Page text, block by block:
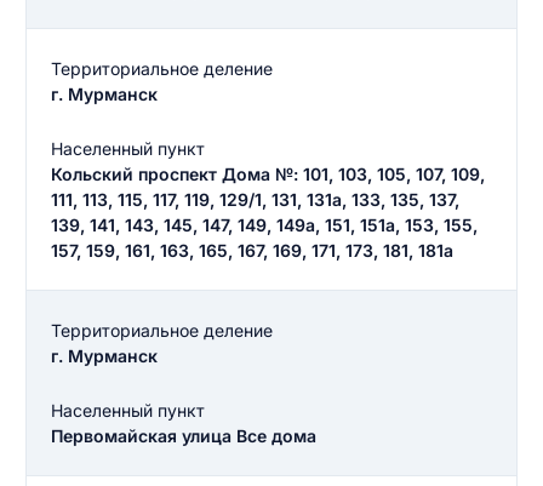
Территориальное деление
г. Мурманск
Населенный пункт
Кольский проспект Дома №: 101, 103, 105, 107, 109,
111, 113, 115, 117, 119, 129/1, 131, 131а, 133, 135, 137,
139, 141, 143, 145, 147, 149, 149а, 151, 151а, 153, 155,
157, 159, 161, 163, 165, 167, 169, 171, 173, 181, 181а
Территориальное деление
г. Мурманск
Населенный пункт
Первомайская улица Все дома